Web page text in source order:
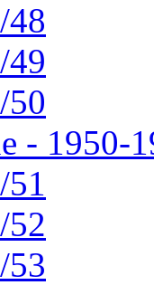
48
49
50
- 1950-
52
53